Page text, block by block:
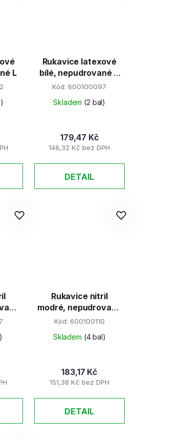
L
Rukavice latexové
bílé, nepudrované S
100ks/bal
Kód:600100097
Skladem (2 bal)
148,32 Kč bez DPH
179,47 Kč
DETAIL
Rukavice nitril
modré, nepudrované
M 100ks/bal
Kód: 600100110
Skladem (4 bal)
151,38 Kč bez DPH
183,17 Kč
DETAIL